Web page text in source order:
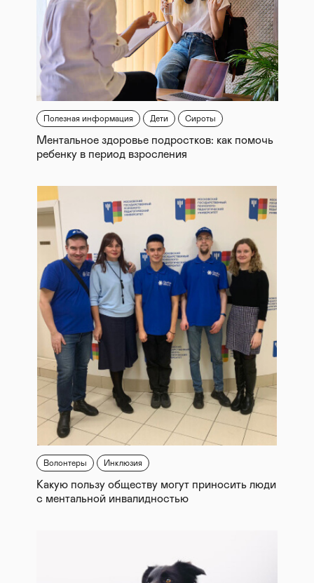
Полезная информация Дети Сироты
Ментальное здоровье подростков: как помочь
ребенку в период взросления
Волонтеры Инклюзия
Какую пользу обществу могут приносить люди
с ментальной инвалидностью